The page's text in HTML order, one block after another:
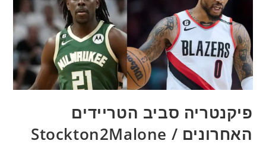
פיקנטריה סביב הטריידים
האחרונים / Stockton2Malone